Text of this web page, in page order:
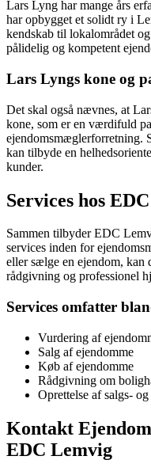
Lars Lyng har mange års
har opbygget et solidt ry i
kendskab til lokalområdet
pålidelig og kompetent
Lars Lyngs kone og
Det skal også nævnes, at
kone, som er en værdifuld
ejendomsmæglerforretning.
kan tilbyde en
kunder.
Services hos
Sammen tilbyder EDC
services inden for
eller sælge en ejendom, kan
rådgivning og professionel
Services omfatter
Vurdering af
Salg af ejendomme
Køb af ejendomme
Rådgivning om
Oprettelse af salgs-
Kontakt
EDC Lemvig